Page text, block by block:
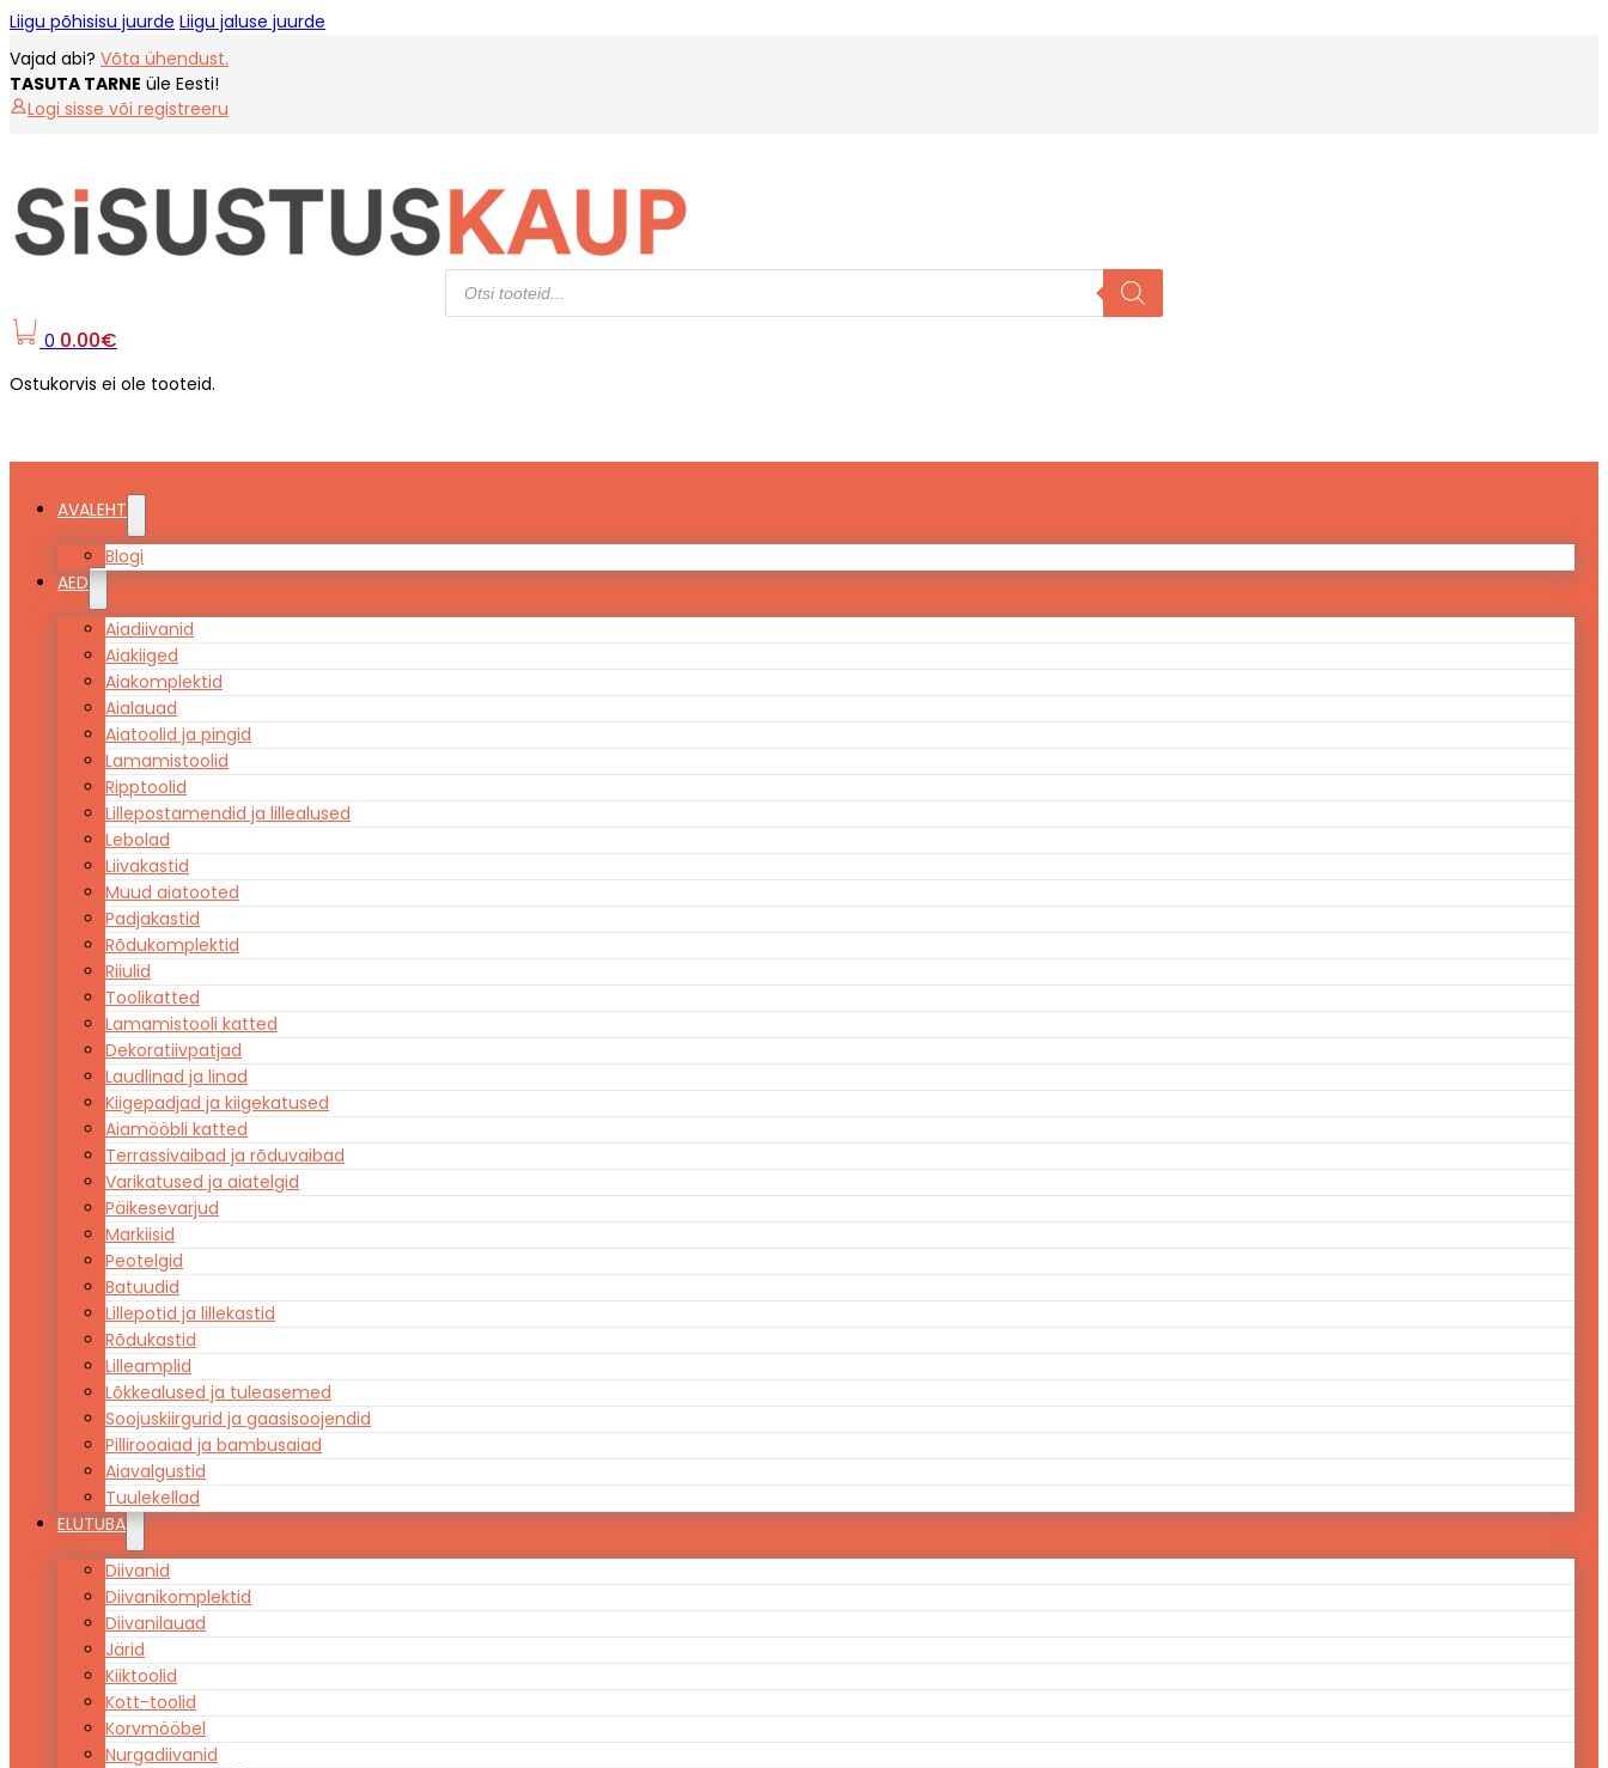
Liigu põhisisu juurde Liigu jaluse juurde
Vajad abi? Võta ühendust.
TASUTA TARNE üle Eesti!
Logi sisse või registreeru
Products
search
0 0.00€
Ostukorvis ei ole tooteid.
AVALEHT
Blogi
AED
Aiadiivanid
Aiakiiged
Aiakomplektid
Aialauad
Aiatoolid ja pingid
Lamamistoolid
Ripptoolid
Lillepostamendid ja lillealused
Lebolad
Liivakastid
Muud aiatooted
Padjakastid
Rõdukomplektid
Riiulid
Toolikatted
Lamamistooli katted
Dekoratiivpatjad
Laudlinad ja linad
Kiigepadjad ja kiigekatused
Aiamööbli katted
Terrassivaibad ja rõduvaibad
Varikatused ja aiatelgid
Päikesevarjud
Markiisid
Peotelgid
Batuudid
Lillepotid ja lillekastid
Rõdukastid
Lilleamplid
Lõkkealused ja tuleasemed
Soojuskiirgurid ja gaasisoojendid
Pillirooaiad ja bambusaiad
Aiavalgustid
Tuulekellad
ELUTUBA
Diivanid
Diivanikomplektid
Diivanilauad
Järid
Kiiktoolid
Kott-toolid
Korvmööbel
Nurgadiivanid